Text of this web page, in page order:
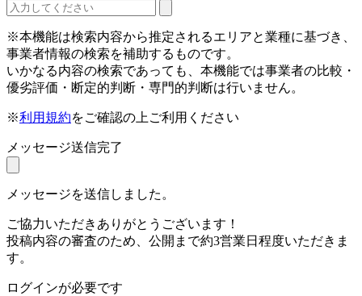
※本機能は検索内容から推定されるエリアと業種に基づき、
事業者情報の検索を補助するものです。
いかなる内容の検索であっても、本機能では事業者の比較・
優劣評価・断定的判断・専門的判断は行いません。
※利用規約をご確認の上ご利用ください
メッセージ送信完了
メッセージを送信しました。
ご協力いただきありがとうございます！
投稿内容の審査のため、公開まで約3営業日程度いただきま
す。
ログインが必要です